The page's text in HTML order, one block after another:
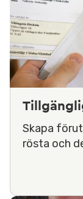
Skapa
rösta och